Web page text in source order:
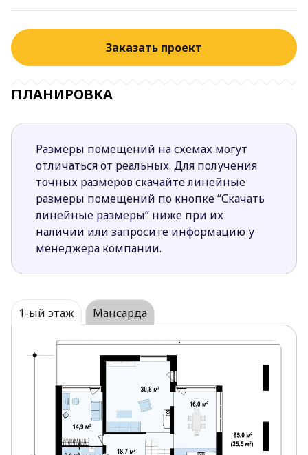
Заказать проект
ПЛАНИРОВКА
Размеры помещений на схемах могут
отличаться от реальных. Для получения
точных размеров скачайте линейные
размеры помещений по кнопке “Скачать
линейные размеры” ниже при их
наличии или запросите информацию у
менеджера компании.
1-ый этаж Мансарда